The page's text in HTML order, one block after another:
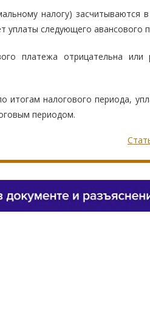
налогу) засчитываются
уплаты следующего авансового
платежа отрицательна
налогового периода,
периодом.